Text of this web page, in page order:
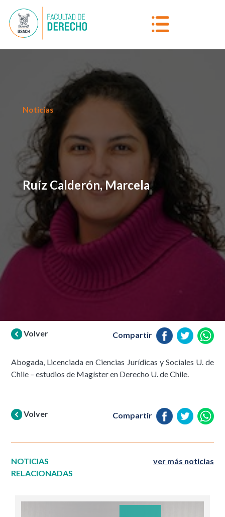
Noticias
Ruíz Calderón, Marcela
Volver Compartir
Abogada, Licenciada en Ciencias Jurídicas y Sociales U. de
Chile – estudios de Magíster en Derecho U. de Chile.
Volver Compartir
NOTICIAS
RELACIONADAS
ver más noticias